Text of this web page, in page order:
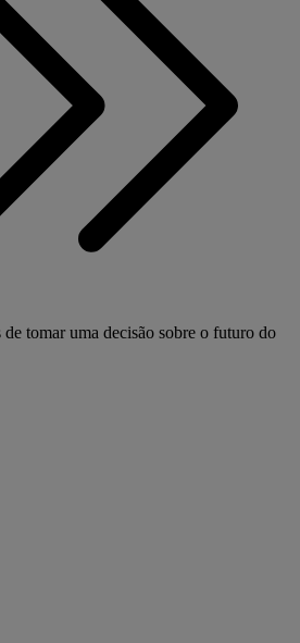
tomar uma decisão sobre o futuro do